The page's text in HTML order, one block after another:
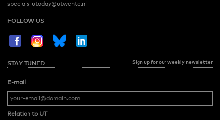
specials-utoday@utwente.nl
FOLLOW US
STAY TUNED Sign up for our weekly newsletter
E-mail
Relation to UT